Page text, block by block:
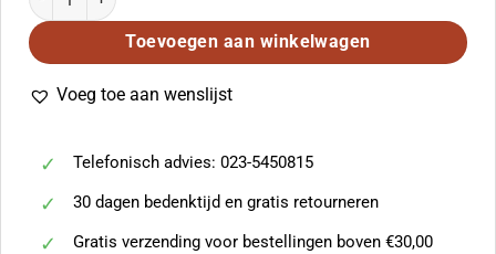
Toevoegen aan winkelwagen
Voeg toe aan wenslijst
Telefonisch advies: 023-5450815
30 dagen bedenktijd en gratis retourneren
Gratis verzending voor bestellingen boven €30,00